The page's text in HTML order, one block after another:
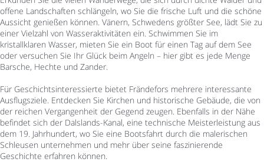
offene Landschaften schlängeln, wo Sie die frische Luft und die schöne
Aussicht genießen können. Vänern, Schwedens größter See, lädt Sie zu
einer Vielzahl von Wasseraktivitäten ein. Schwimmen Sie im
kristallklaren Wasser, mieten Sie ein Boot für einen Tag auf dem See
oder versuchen Sie Ihr Glück beim Angeln – hier gibt es jede Menge
Barsche, Hechte und Zander.
Für Geschichtsinteressierte bietet Frändefors mehrere interessante
Ausflugsziele. Entdecken Sie Kirchen und historische Gebäude, die von
der reichen Vergangenheit der Gegend zeugen. Ebenfalls in der Nähe
befindet sich der Dalslands-Kanal, eine technische Meisterleistung aus
dem 19. Jahrhundert, wo Sie eine Bootsfahrt durch die malerischen
Schleusen unternehmen und mehr über seine faszinierende
Geschichte erfahren können.